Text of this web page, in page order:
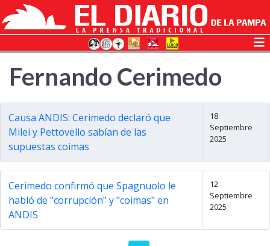
Fernando Cerimedo
Causa ANDIS: Cerimedo declaró que
Milei y Pettovello sabían de las
supuestas coimas
18
Septiembre
2025
Cerimedo confirmó que Spagnuolo le
habló de "corrupción" y "coimas" en
ANDIS
12
Septiembre
2025